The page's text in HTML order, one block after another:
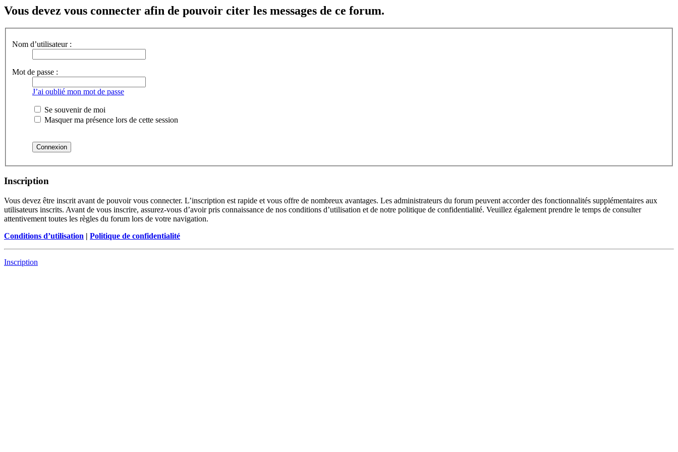
Vous devez vous connecter afin de pouvoir citer les messages de ce forum.
Nom d’utilisateur :
Mot de passe :
J’ai oublié mon mot de passe
Se souvenir de moi
Masquer ma présence lors de cette session
Inscription
Vous devez être inscrit avant de pouvoir vous connecter. L’inscription est rapide et vous offre de nombreux avantages. Les administrateurs du forum peuvent accorder des fonctionnalités supplémentaires aux
utilisateurs inscrits. Avant de vous inscrire, assurez-vous d’avoir pris connaissance de nos conditions d’utilisation et de notre politique de confidentialité. Veuillez également prendre le temps de consulter
attentivement toutes les règles du forum lors de votre navigation.
Conditions d’utilisation | Politique de confidentialité
Inscription